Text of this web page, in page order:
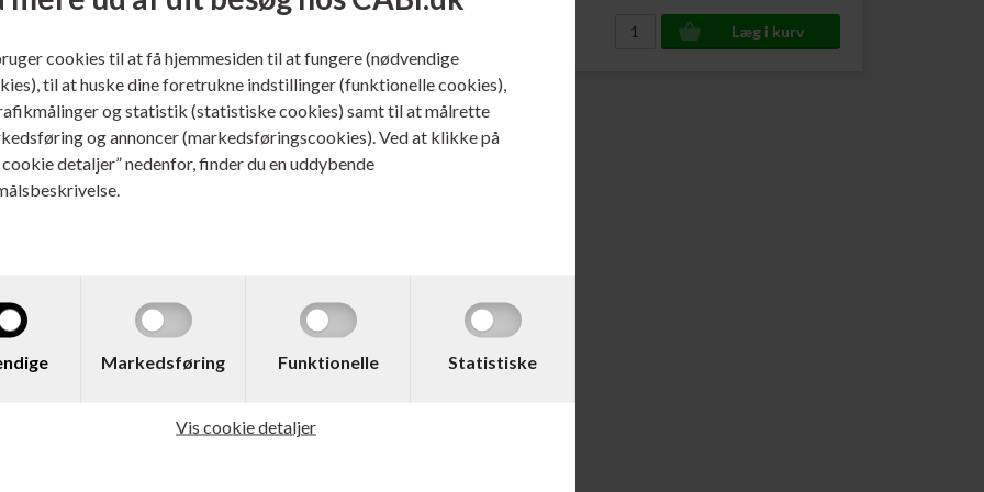
cookies til at få hjemmesiden til at fungere (nødvendige
til at huske dine foretrukne indstillinger (funktionelle cookies),
og statistik (statistiske cookies) samt til at målrette
og annoncer (markedsføringscookies). Ved at klikke på
cookie detaljer” nedenfor, finder du en uddybende
Markedsføring Funktionelle Statistiske
Vis cookie detaljer
62XL Blækpatron CMY
Varenr. C2P05AE
HP No. 62XL Blækpatron Sort
600 sider